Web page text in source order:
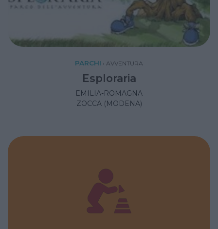
PARCHI • AVVENTURA
Esploraria
EMILIA-ROMAGNA
ZOCCA (MODENA)